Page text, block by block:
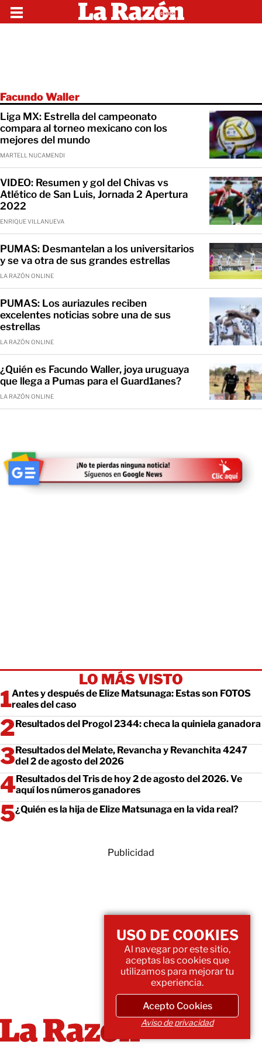
Facundo Waller
Liga MX: Estrella del campeonato
compara al torneo mexicano con los
mejores del mundo
MARTELL NUCAMENDI
VIDEO: Resumen y gol del Chivas vs
Atlético de San Luis, Jornada 2 Apertura
2022
ENRIQUE VILLANUEVA
PUMAS: Desmantelan a los universitarios
y se va otra de sus grandes estrellas
LA RAZÓN ONLINE
PUMAS: Los auriazules reciben
excelentes noticias sobre una de sus
estrellas
LA RAZÓN ONLINE
¿Quién es Facundo Waller, joya uruguaya
que llega a Pumas para el Guard1anes?
LA RAZÓN ONLINE
LO MÁS VISTO
Antes y después de Elize Matsunaga: Estas son FOTOS
reales del caso
Resultados del Progol 2344: checa la quiniela ganadora
Resultados del Melate, Revancha y Revanchita 4247
del 2 de agosto del 2026
Resultados del Tris de hoy 2 de agosto del 2026. Ve
aquí los números ganadores
¿Quién es la hija de Elize Matsunaga en la vida real?
Publicidad
USO DE COOKIES
Al navegar por este sitio,
aceptas las cookies que
utilizamos para mejorar tu
experiencia.
Acepto Cookies
Aviso de privacidad